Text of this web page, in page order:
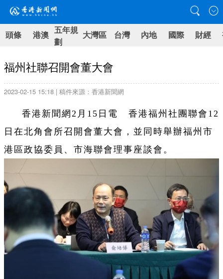
頭條 港澳 五年規
劃
大灣區 台灣 內地 國際 財經
福州社聯召開會董大會
2023-02-15 15:18 | 稿件來源：香港新聞網
香港新聞網2月15日電 香港福州社團聯會12
日在北角會所召開會董大會，並同時舉辦福州市
港區政協委員、市海聯會理事座談會。